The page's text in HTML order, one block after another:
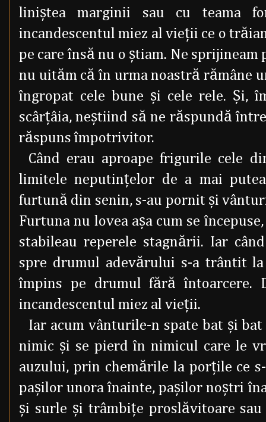
liniştea marginii sau cu teama
incandescentul miez al vieţii ce o
pe care însă nu o ştiam. Ne
nu uităm că în urma noastră rămâne
îngropat cele bune şi cele rele. Şi,
scârţâia, neştiind să ne răspundă
răspuns împotrivitor.
Când erau aproape frigurile cele
limitele neputinţelor de a mai
furtună din senin, s-au pornit şi
Furtuna nu lovea aşa cum se
stabileau reperele stagnării. Iar
spre drumul adevărului s-a trântit
împins pe drumul fără întoarcere.
incandescentul miez al vieţii.
Iar acum vânturile-n spate bat şi
nimic şi se pierd în nimicul care le
auzului, prin chemările la porţile ce
paşilor unora înainte, paşilor noştri
şi surle şi trâmbiţe proslăvitoare